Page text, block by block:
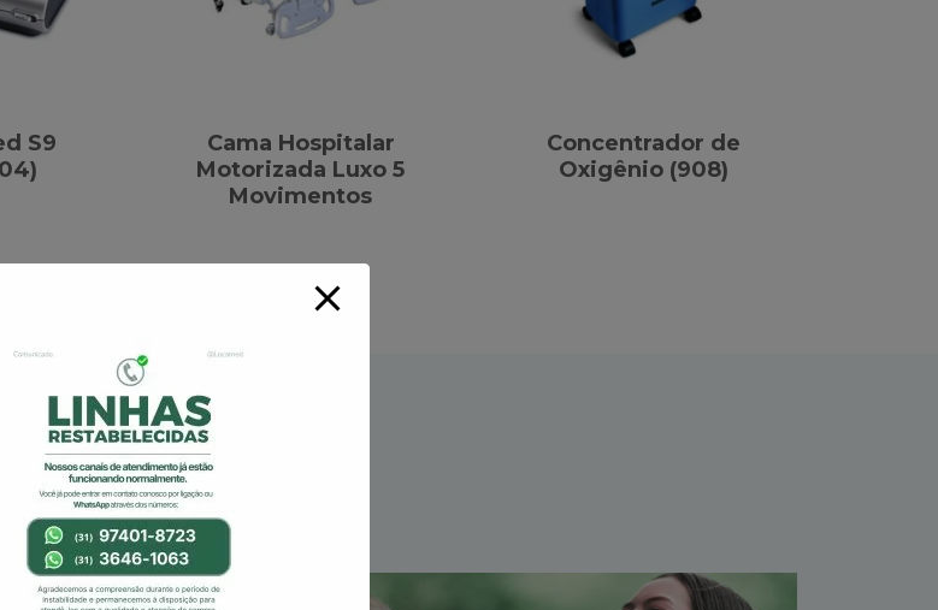
S9
Cama Hospitalar
Motorizada Luxo 5
Movimentos
Concentrador de
Oxigênio (908)